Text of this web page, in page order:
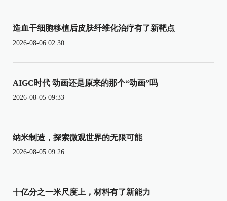
造血干细胞移植后皮肤纤维化治疗有了新靶点
2026-08-06 02:30
AIGC时代 动画还是原来的那个“动画”吗
2026-08-05 09:33
纳米制造，探索微观世界的无限可能
2026-08-05 09:26
十亿分之一米尺度上，材料有了新能力